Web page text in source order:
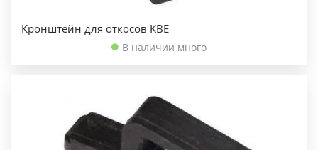
Кронштейн для откосов KBE
В наличии много